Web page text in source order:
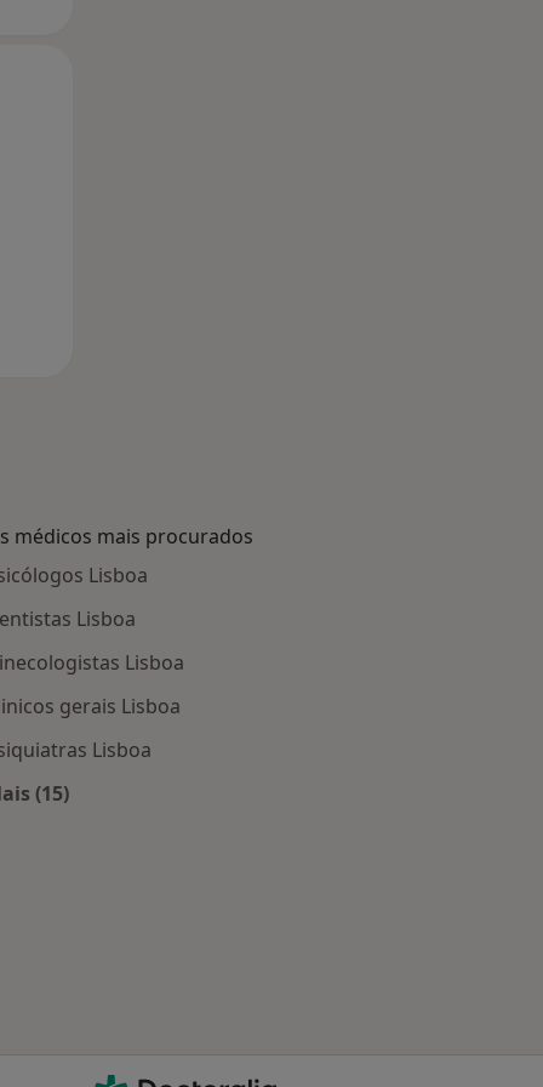
médicos mais procurados
Lisboa
Lisboa
Lisboa
gerais Lisboa
Lisboa
(15)
Doctoralia - Homepage